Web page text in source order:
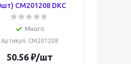
CM201208 DKC
Много
Артикул: CM201208
50.56₽/шт